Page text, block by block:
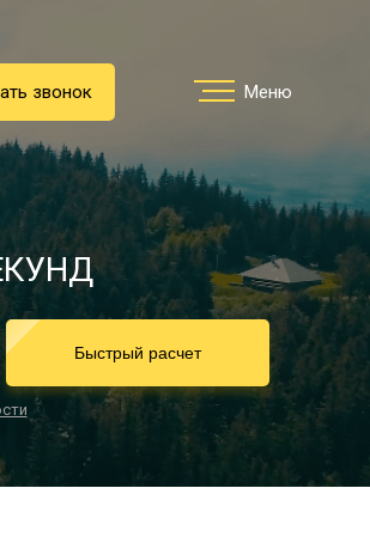
звонок Меню
звонок Меню
Быстрый расчет